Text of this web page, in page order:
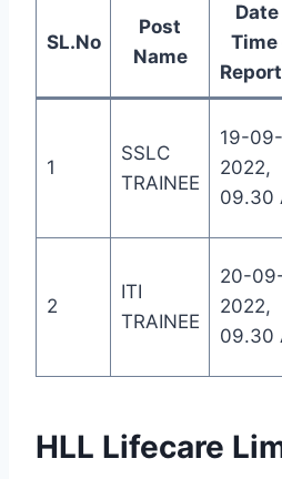
SL.No
Post
Name
Date
Time
1
SSLC
TRAINEE
19-09-
2022,
09.30
2
ITI
TRAINEE
20-
2022,
09.30
HLL Lifecare